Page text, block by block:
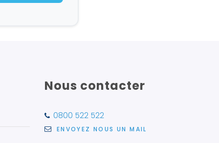
Nous contacter
0800 522 522
ENVOYEZ NOUS UN MAIL